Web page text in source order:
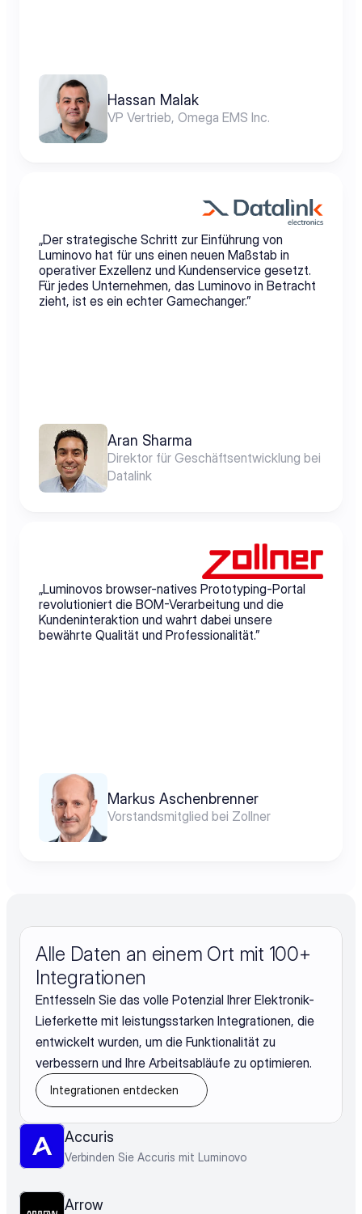
Hassan Malak
VP Vertrieb, Omega EMS Inc.
„Der strategische Schritt zur Einführung von
Luminovo hat für uns einen neuen Maßstab in
operativer Exzellenz und Kundenservice gesetzt.
Für jedes Unternehmen, das Luminovo in Betracht
zieht, ist es ein echter Gamechanger.”
Aran Sharma
Direktor für Geschäftsentwicklung bei
Datalink
„Luminovos browser-natives Prototyping-Portal
revolutioniert die BOM-Verarbeitung und die
Kundeninteraktion und wahrt dabei unsere
bewährte Qualität und Professionalität.”
Markus Aschenbrenner
Vorstandsmitglied bei Zollner
Alle Daten an einem Ort mit 100+
Integrationen
Entfesseln Sie das volle Potenzial Ihrer Elektronik-
Lieferkette mit leistungsstarken Integrationen, die
entwickelt wurden, um die Funktionalität zu
verbessern und Ihre Arbeitsabläufe zu optimieren.
Integrationen entdecken
Accuris
Verbinden Sie Accuris mit Luminovo
Arrow